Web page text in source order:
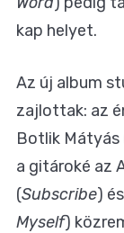
kap helyet.
Az új album
zajlottak: az
Botlik Mátyás
a gitároké az
(Subscribe)
Myself)